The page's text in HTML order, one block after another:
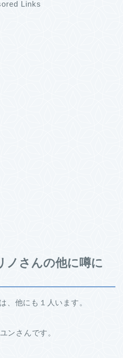
Links
ノさんの他に噂に
、他にも１人います。
ンさんです。